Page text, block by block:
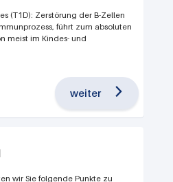
führt zum absoluten
meist im Kindes- und
weiter
wir Sie folgende Punkte zu